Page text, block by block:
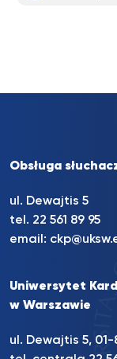
Obsługa
ul. Dewajtis 5
tel. 22 561 89 95
email:
Uniwersytet
w Warszawie
ul. Dewajtis 5, 01-